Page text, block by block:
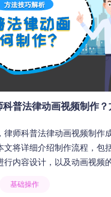
科普法律动画视频制作
律师科普法律动画视频制作
文将详细介绍制作流程，包
行内容设计，以及动画视频
板，有效降低制作成本，提
基础操作